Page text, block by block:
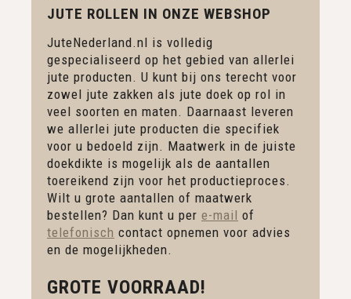
JUTE ROLLEN IN ONZE WEBSHOP
JuteNederland.nl is volledig
gespecialiseerd op het gebied van allerlei
jute producten. U kunt bij ons terecht voor
zowel jute zakken als jute doek op rol in
veel soorten en maten. Daarnaast leveren
we allerlei jute producten die specifiek
voor u bedoeld zijn. Maatwerk in de juiste
doekdikte is mogelijk als de aantallen
toereikend zijn voor het productieproces.
Wilt u grote aantallen of maatwerk
bestellen? Dan kunt u per e-mail of
telefonisch contact opnemen voor advies
en de mogelijkheden.
GROTE VOORRAAD!